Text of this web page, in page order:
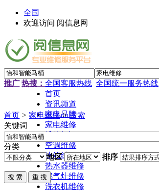
全国
欢迎访问 阅信息网
推广 热搜： 全国客服热线 全国统一服务热线
首页
资讯频道
家电品牌
家电维修
维修知识
空调维修
冰箱维修
热水器维修
燃气灶维修
洗衣机维修
首页 > 家电维修 > 搜索
关键词
分类
地区
排序